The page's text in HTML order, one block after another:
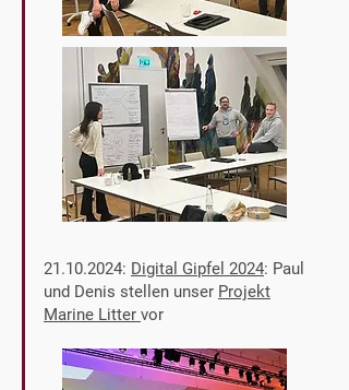
21.10.2024: Digital Gipfel 2024: Paul
und Denis stellen unser Projekt
Marine Litter vor